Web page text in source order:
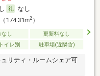
なし
174.31m2）
し
更新料なし
イレ別 駐車場(近隣含)
リティ・ルームシェア可